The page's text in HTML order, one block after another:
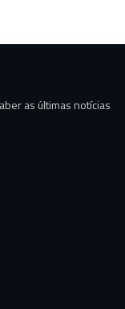
as últimas notícias